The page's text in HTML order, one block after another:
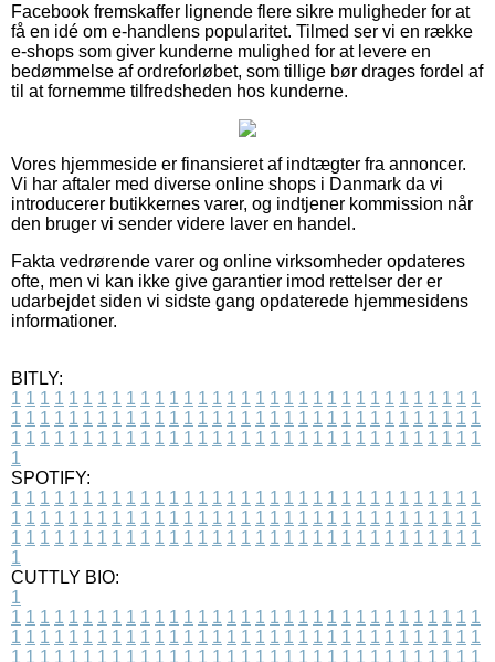
Facebook fremskaffer lignende flere sikre muligheder for at
få en idé om e-handlens popularitet. Tilmed ser vi en række
e-shops som giver kunderne mulighed for at levere en
bedømmelse af ordreforløbet, som tillige bør drages fordel af
til at fornemme tilfredsheden hos kunderne.
Vores hjemmeside er finansieret af indtægter fra annoncer.
Vi har aftaler med diverse online shops i Danmark da vi
introducerer butikkernes varer, og indtjener kommission når
den bruger vi sender videre laver en handel.
Fakta vedrørende varer og online virksomheder opdateres
ofte, men vi kan ikke give garantier imod rettelser der er
udarbejdet siden vi sidste gang opdaterede hjemmesidens
informationer.
BITLY:
1 1 1 1 1 1 1 1 1 1 1 1 1 1 1 1 1 1 1 1 1 1 1 1 1 1 1 1 1 1 1 1 1
1 1 1 1 1 1 1 1 1 1 1 1 1 1 1 1 1 1 1 1 1 1 1 1 1 1 1 1 1 1 1 1 1
1 1 1 1 1 1 1 1 1 1 1 1 1 1 1 1 1 1 1 1 1 1 1 1 1 1 1 1 1 1 1 1 1
1
SPOTIFY:
1 1 1 1 1 1 1 1 1 1 1 1 1 1 1 1 1 1 1 1 1 1 1 1 1 1 1 1 1 1 1 1 1
1 1 1 1 1 1 1 1 1 1 1 1 1 1 1 1 1 1 1 1 1 1 1 1 1 1 1 1 1 1 1 1 1
1 1 1 1 1 1 1 1 1 1 1 1 1 1 1 1 1 1 1 1 1 1 1 1 1 1 1 1 1 1 1 1 1
1
CUTTLY BIO:
1
1 1 1 1 1 1 1 1 1 1 1 1 1 1 1 1 1 1 1 1 1 1 1 1 1 1 1 1 1 1 1 1 1
1 1 1 1 1 1 1 1 1 1 1 1 1 1 1 1 1 1 1 1 1 1 1 1 1 1 1 1 1 1 1 1 1
1 1 1 1 1 1 1 1 1 1 1 1 1 1 1 1 1 1 1 1 1 1 1 1 1 1 1 1 1 1 1 1 1